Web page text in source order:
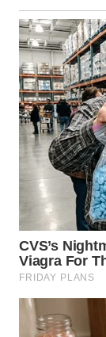
WN
DANAU
TOBA
WN
NIAS
WN
LANGKAT
WN
TAPANULI
SELATAN
WN
LESUNG